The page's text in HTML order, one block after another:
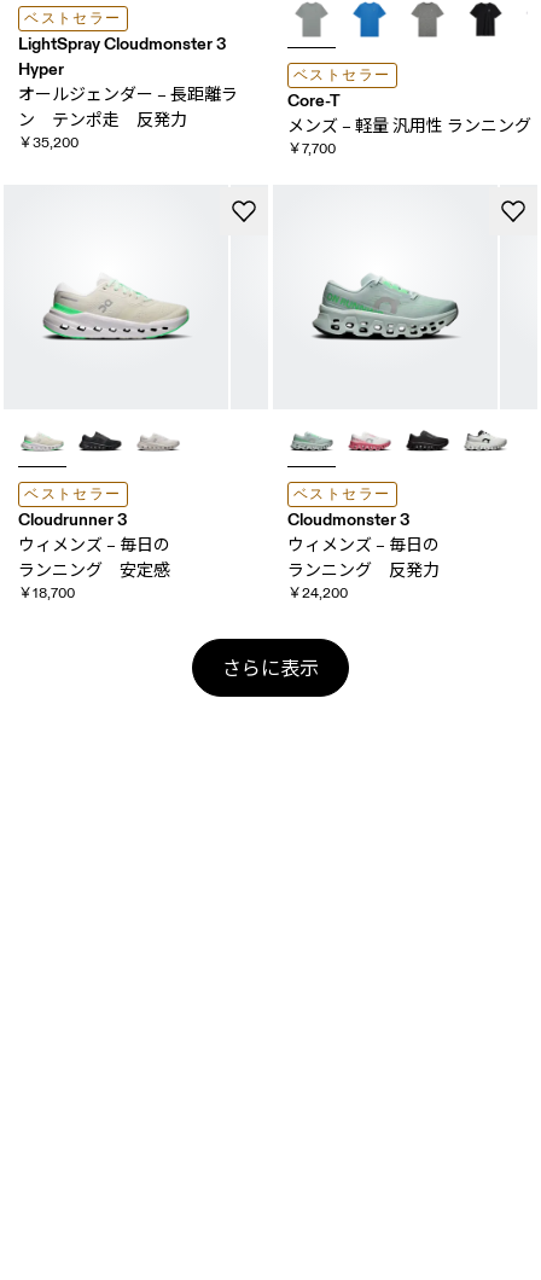
ベストセラー
LightSpray Cloudmonster 3
Hyper
オールジェンダー – 長距離ラ
ン テンポ走 反発力
￥35,200
ベストセラー
Core-T
メンズ – 軽量 ​汎用性 ランニング
￥7,700
ベストセラー
Cloudrunner 3
ウィメンズ – 毎日の​
ランニング 安定感
￥18,700
ベストセラー
Cloudmonster 3
ウィメンズ – 毎日の​
ランニング 反発力
￥24,200
さらに表示